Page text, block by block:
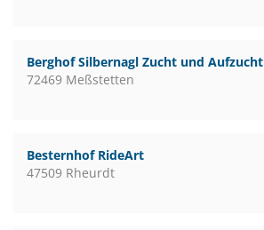
Berghof Silbernagl Zucht und Aufzucht
72469 Meßstetten
Besternhof RideArt
47509 Rheurdt